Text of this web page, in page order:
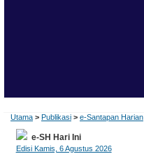
Utama > Publikasi > e-Santapan Harian
e-SH Hari Ini
Edisi Kamis, 6 Agustus 2026